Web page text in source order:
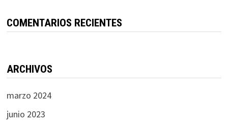
COMENTARIOS RECIENTES
ARCHIVOS
marzo 2024
junio 2023